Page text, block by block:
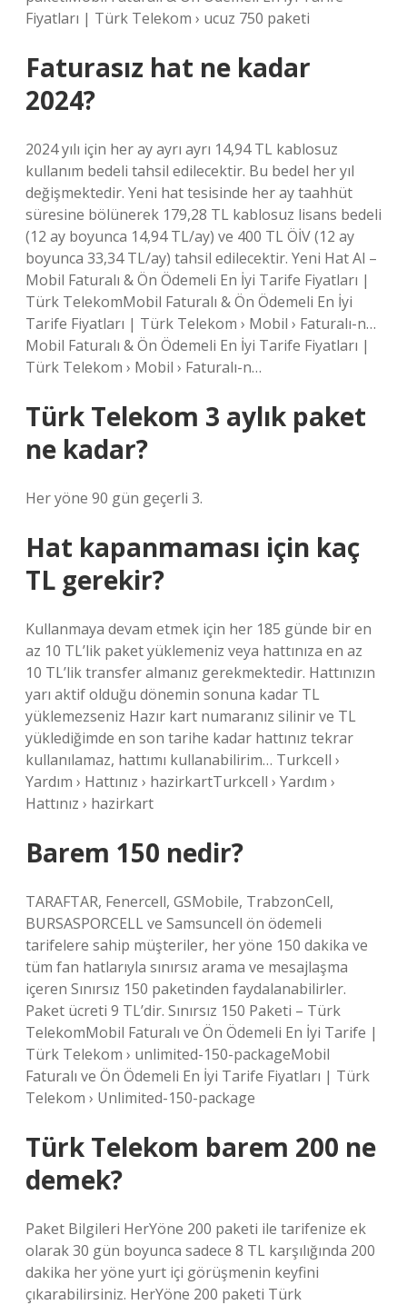
Fiyatları | Türk Telekom › ucuz 750 paketi
Faturasız hat ne kadar
2024?
2024 yılı için her ay ayrı ayrı 14,94 TL kablosuz
kullanım bedeli tahsil edilecektir. Bu bedel her yıl
değişmektedir. Yeni hat tesisinde her ay taahhüt
süresine bölünerek 179,28 TL kablosuz lisans bedeli
(12 ay boyunca 14,94 TL/ay) ve 400 TL ÖİV (12 ay
boyunca 33,34 TL/ay) tahsil edilecektir. Yeni Hat Al –
Mobil Faturalı & Ön Ödemeli En İyi Tarife Fiyatları |
Türk TelekomMobil Faturalı & Ön Ödemeli En İyi
Tarife Fiyatları | Türk Telekom › Mobil › Faturalı-n…
Mobil Faturalı & Ön Ödemeli En İyi Tarife Fiyatları |
Türk Telekom › Mobil › Faturalı-n…
Türk Telekom 3 aylık paket
ne kadar?
Her yöne 90 gün geçerli 3.
Hat kapanmaması için kaç
TL gerekir?
Kullanmaya devam etmek için her 185 günde bir en
az 10 TL’lik paket yüklemeniz veya hattınıza en az
10 TL’lik transfer almanız gerekmektedir. Hattınızın
yarı aktif olduğu dönemin sonuna kadar TL
yüklemezseniz Hazır kart numaranız silinir ve TL
yüklediğimde en son tarihe kadar hattınız tekrar
kullanılamaz, hattımı kullanabilirim… Turkcell ›
Yardım › Hattınız › hazirkartTurkcell › Yardım ›
Hattınız › hazirkart
Barem 150 nedir?
TARAFTAR, Fenercell, GSMobile, TrabzonCell,
BURSASPORCELL ve Samsuncell ön ödemeli
tarifelere sahip müşteriler, her yöne 150 dakika ve
tüm fan hatlarıyla sınırsız arama ve mesajlaşma
içeren Sınırsız 150 paketinden faydalanabilirler.
Paket ücreti 9 TL’dir. Sınırsız 150 Paketi – Türk
TelekomMobil Faturalı ve Ön Ödemeli En İyi Tarife |
Türk Telekom › unlimited-150-packageMobil
Faturalı ve Ön Ödemeli En İyi Tarife Fiyatları | Türk
Telekom › Unlimited-150-package
Türk Telekom barem 200 ne
demek?
Paket Bilgileri HerYöne 200 paketi ile tarifenize ek
olarak 30 gün boyunca sadece 8 TL karşılığında 200
dakika her yöne yurt içi görüşmenin keyfini
çıkarabilirsiniz. HerYöne 200 paketi Türk